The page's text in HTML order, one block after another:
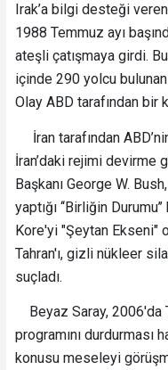
Irak’a bilgi desteği
1988 Temmuz ayı
ateşli çatışmaya girdi.
içinde 290 yolcu bulunan
Olay ABD tarafından
İran tarafından
İran’daki rejimi devirme
Başkanı George W.
yaptığı ‘‘Birliğin
Kore'yi "Şeytan Ekseni"
Tahran'ı, gizli nükleer
suçladı.
Beyaz Saray, 2006'da
programını durdurması
konusu meseleyi